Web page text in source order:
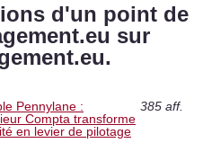
d'un point de
sur
Pennylane :
Compta transforme
en levier de pilotage
385 aff.